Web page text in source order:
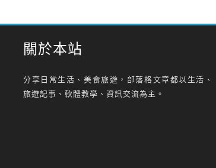
關於本站
分享日常生活、美食旅遊，部落格文章都以生活、
旅遊記事、軟體教學、資訊交流為主。